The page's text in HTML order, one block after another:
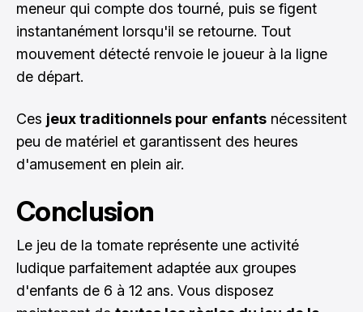
meneur qui compte dos tourné, puis se figent
instantanément lorsqu'il se retourne. Tout
mouvement détecté renvoie le joueur à la ligne
de départ.
Ces jeux traditionnels pour enfants nécessitent
peu de matériel et garantissent des heures
d'amusement en plein air.
Conclusion
Le jeu de la tomate représente une activité
ludique parfaitement adaptée aux groupes
d'enfants de 6 à 12 ans. Vous disposez